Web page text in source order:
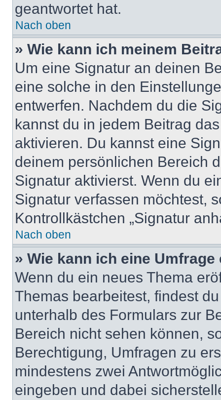
geantwortet hat.
Nach oben
» Wie kann ich meinem
Um eine Signatur an deinen
eine solche in den
entwerfen. Nachdem du die
kannst du in jedem Beitrag
aktivieren. Du kannst eine
deinem persönlichen Bereich
Signatur aktivierst. Wenn du
Signatur verfassen möchtest,
Kontrollkästchen „Signatur
Nach oben
» Wie kann ich eine
Wenn du ein neues Thema
Themas bearbeitest, findest
unterhalb des Formulars zur
Bereich nicht sehen können,
Berechtigung, Umfragen zu
mindestens zwei
eingeben und dabei